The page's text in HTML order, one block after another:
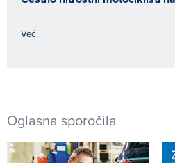
Več
Oglasna sporočila